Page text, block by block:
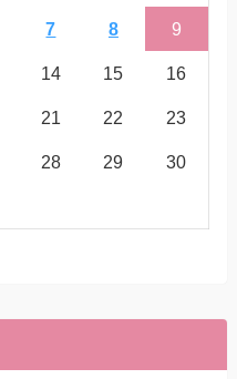
7 8 9
14 15 16
21 22 23
28 29 30